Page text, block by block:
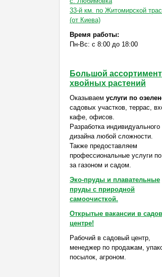
33-й км. по Житомирской
(от Киева)
Время работы:
Пн-Вс: с 8:00 до 18:00
Большой ассортимент
хвойных растений
Оказываем услуги по
садовых участков, террас,
кафе, офисов.
Разработка индивидуального
дизайна любой сложности.
Также предоставляем
профессиональные услуги
за газоном и садом.
Эко-пруды и плавательные
пруды с природной
самоочисткой.
Открытые вакансии в
центре!
Рабочий в садовый центр,
менеджер по продажам,
посылок, агроном.